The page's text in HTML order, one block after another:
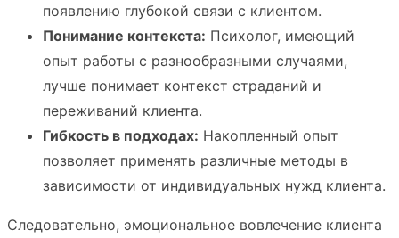
появлению глубокой связи с клиентом.
Понимание контекста: Психолог, имеющий
опыт работы с разнообразными случаями,
лучше понимает контекст страданий и
переживаний клиента.
Гибкость в подходах: Накопленный опыт
позволяет применять различные методы в
зависимости от индивидуальных нужд клиента.
Следовательно, эмоциональное вовлечение клиента